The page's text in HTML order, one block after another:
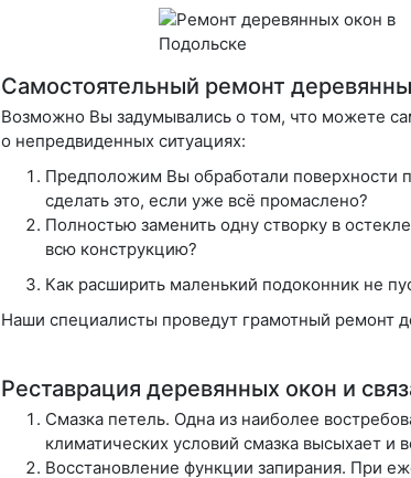
Самостоятельный ремонт
Возможно Вы задумывались о том, что можете
о непредвиденных ситуациях:
Предположим Вы обработали поверхности
сделать это, если уже всё промаслено?
Полностью заменить одну створку в
всю конструкцию?
Как расширить маленький подоконник не
Наши специалисты проведут грамотный ремонт
Реставрация деревянных окон и
Смазка петель. Одна из наиболее
климатических условий смазка высыхает и
Восстановление функции запирания. При